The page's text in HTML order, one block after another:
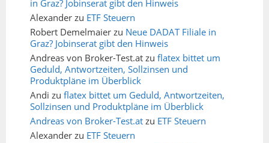
in Graz? Jobinserat gibt den Hinweis
Alexander zu ETF Steuern
Robert Demelmaier zu Neue DADAT Filiale in
Graz? Jobinserat gibt den Hinweis
Andreas von Broker-Test.at zu flatex bittet um
Geduld, Antwortzeiten, Sollzinsen und
Produktpläne im Überblick
Andi zu flatex bittet um Geduld, Antwortzeiten,
Sollzinsen und Produktpläne im Überblick
Andreas von Broker-Test.at zu ETF Steuern
Alexander zu ETF Steuern